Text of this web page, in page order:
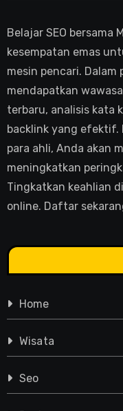
Belajar SEO bersama
kesempatan emas
mesin pencari. Dalam
mendapatkan
terbaru, analisis kata
backlink yang efektif.
para ahli, Anda akan
meningkatkan
Tingkatkan keahlian
online. Daftar
Home
Wisata
Seo